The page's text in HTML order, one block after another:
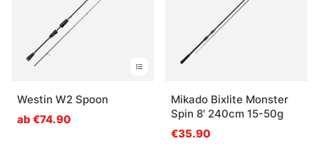
Westin W2 Spoon
ab €74.90
Mikado Bixlite Monster
Spin 8' 240cm 15-50g
€35.90